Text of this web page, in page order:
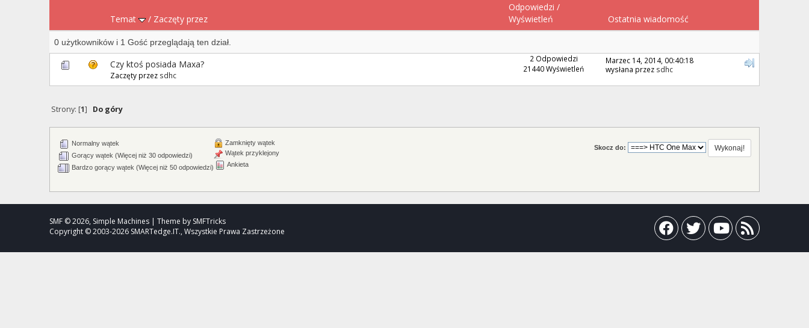
Temat / Zaczęty przez
Odpowiedzi /
Wyświetleń
Ostatnia wiadomość
0 użytkowników i 1 Gość przeglądają ten dział.
Czy ktoś posiada Maxa?
Zaczęty przez sdhc
2 Odpowiedzi
21440 Wyświetleń
Marzec 14, 2014, 00:40:18
wysłana przez sdhc
Strony: [1] Do góry
Skocz do:
Normalny wątek
Gorący wątek (Więcej niż 30 odpowiedzi)
Bardzo gorący wątek (Więcej niż 50 odpowiedzi)
Zamknięty wątek
Wątek przyklejony
Ankieta
SMF © 2026, Simple Machines | Theme by SMFTricks
Copyright © 2003-2026 SMARTedge.IT., Wszystkie Prawa Zastrzeżone